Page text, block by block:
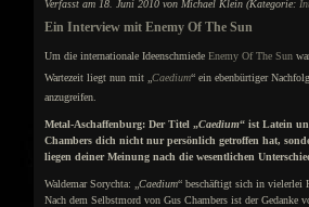
Verfasst am 18. Juni 2010 von Michael Klein (Kategorie:
Ein Interview mit Enemy Of The Sun
Um die internationale Ideenschmiede Enemy Of The Sun
Wartezeit liegt nun mit „ Caedium“ ein ebenbürtiger
anzugreifen.
Metal-Aschaffenburg: Der Titel „Caedium“ ist Latein
Chambers dich nicht nur persönlich getroffen hat,
liegen deiner Meinung nach die wesentlichen
Waldemar Sorychta: „ Caedium“ beschäftigt sich in vielerlei
Nach dem Selbstmord von Gus Chambers ist der Gedanke